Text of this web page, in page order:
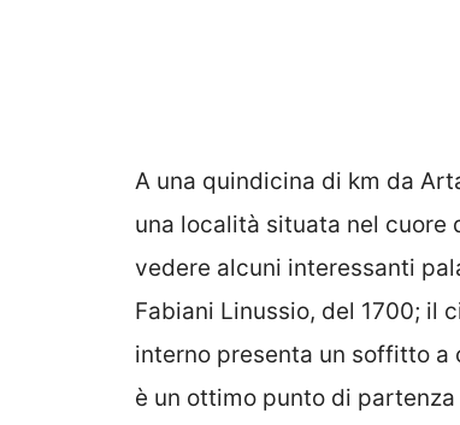
A una quindicina di km da
una località situata nel cuore
vedere alcuni interessanti
Fabiani Linussio, del 1700; il
interno presenta un soffitto a
è un ottimo punto di